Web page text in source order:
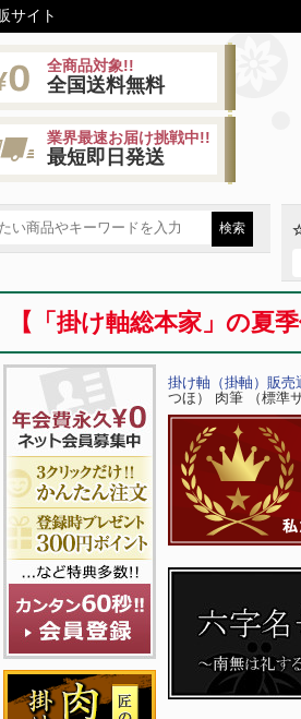
サイト
全商品対象!!
全国送料無料
業界最速お届け挑戦中!!
最短即日発送
【「掛け軸総本家」の
掛け軸（掛軸）販売
つほ） 肉筆 （標準